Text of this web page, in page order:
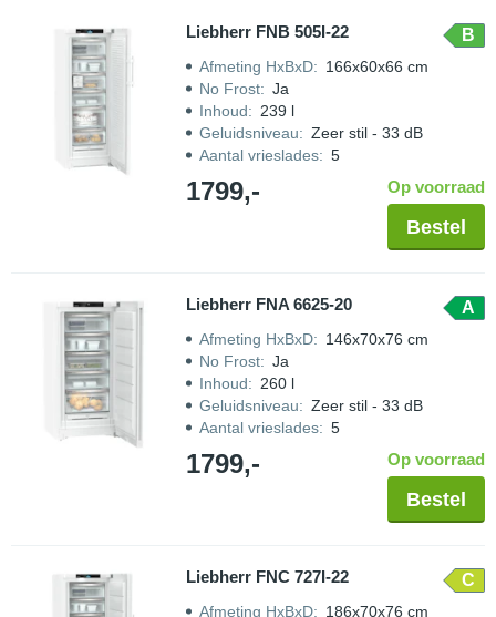
Liebherr FNB 505I-22 B
Afmeting HxBxD: 166x60x66 cm
No Frost: Ja
Inhoud: 239 l
Geluidsniveau: Zeer stil - 33 dB
Aantal vrieslades: 5
1799,- Op voorraad
Bestel
Liebherr FNA 6625-20 A
Afmeting HxBxD: 146x70x76 cm
No Frost: Ja
Inhoud: 260 l
Geluidsniveau: Zeer stil - 33 dB
Aantal vrieslades: 5
1799,- Op voorraad
Bestel
Liebherr FNC 727I-22 C
Afmeting HxBxD: 186x70x76 cm